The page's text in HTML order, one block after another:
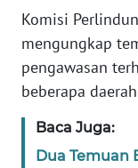
Komisi
mengungkap
pengawasan
beberapa
Baca Juga:
Dua Temuan
KONTAK
KAMI
INFO